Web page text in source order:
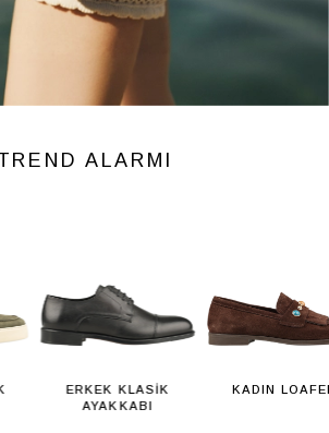
ALARMI
ERKEK KLASİK
AYAKKABI
KADIN LOAFER